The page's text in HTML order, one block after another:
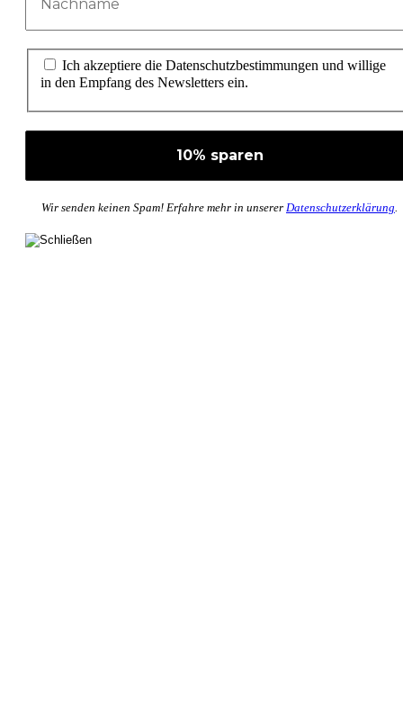
Ich akzeptiere die Datenschutzbestimmungen und willige
in den Empfang des Newsletters ein.
Wir senden keinen Spam! Erfahre mehr in unserer Datenschutzerklärung.